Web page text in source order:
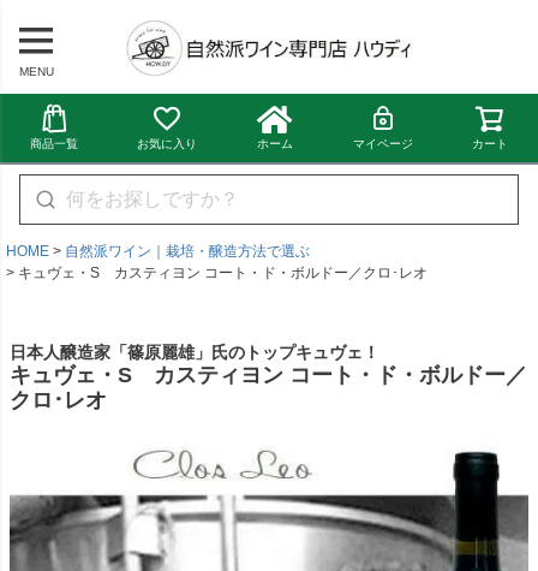
MENU
商品一覧 お気に入り ホーム マイページ カート
HOME
自然派ワイン｜栽培・醸造方法で選ぶ
キュヴェ・S カスティヨン コート・ド・ボルドー／クロ･レオ
日本人醸造家「篠原麗雄」氏のトップキュヴェ！
キュヴェ・S カスティヨン コート・ド・ボルドー／
クロ･レオ